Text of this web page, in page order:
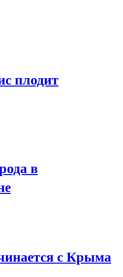
плодит
в
с Крыма